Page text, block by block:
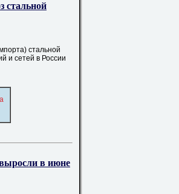
стальной
стальной
и сетей в России
в июне